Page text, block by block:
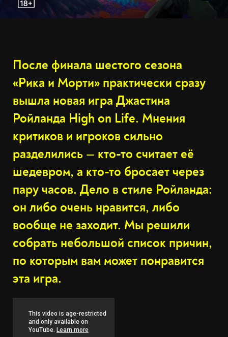
После финала шестого сезона
«Рика и Морти» практически сразу
вышла новая игра Джастина
Ройланда High on Life. Мнения
критиков и игроков сильно
разделились — кто-то считает её
шедевром, а кто-то бросает через
пару часов. Дело в стиле Ройланда:
он либо очень нравится, либо
вообще не заходит. Мы решили
собрать небольшой список причин,
по которым вам может понравится
эта игра.